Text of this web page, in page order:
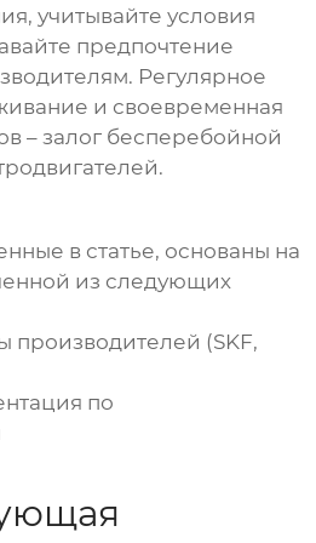
учитывайте условия
предпочтение
Регулярное
и своевременная
– залог бесперебойной
в статье, основаны на
из следующих
(SKF,
по